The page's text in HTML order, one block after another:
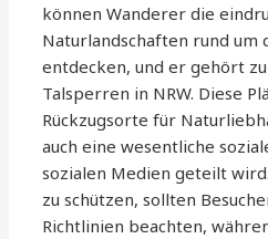
können Wanderer die
Naturlandschaften rund um
entdecken, und er gehört
Talsperren in NRW. Diese
Rückzugsorte für
auch eine wesentliche
sozialen Medien geteilt
zu schützen, sollten
Richtlinien beachten,